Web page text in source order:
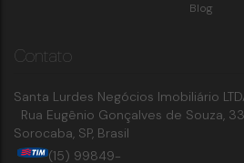
Blog
Contato
Santa Lurdes Negócios Imobiliário
Rua Eugênio Gonçalves de Souza, 33
Sorocaba, SP, Brasil
(15) 99849-